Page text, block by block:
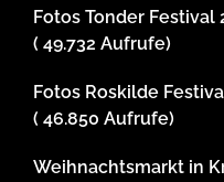
Fotos Tonder Festival
( 49.732 Aufrufe)
Fotos Roskilde
( 46.850 Aufrufe)
Weihnachtsmarkt in